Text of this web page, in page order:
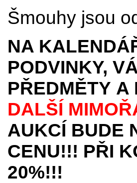
Šmouhy jsou
NA
PODVINKY,
PŘEDMĚTY A
DALŠÍ
AUKCÍ BUDE
CENU!!! PŘI
20%!!!